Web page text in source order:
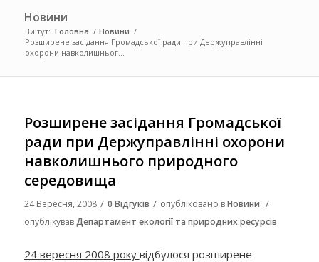
Новини
Ви тут: Головна / Новини /
Розширене засідання Громадської ради при Держуправлінні
охорони навколишньог...
Розширене засідання Громадської
ради при Держуправлінні охорони
навколишнього природного
середовища
24 Вересня, 2008 / 0 Відгуків / опубліковано вНовини /
опублікувавДепартамент екології та природних ресурсів
24 вересня 2008 року відбулося розширене